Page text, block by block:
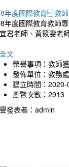
年度國際教育 教
年度國際教育教師
君老師、黃筱雯老
文
榮譽事項：教師
發佈單位：教務處
建立時間：
瀏覽次數：2913
發表者：admin